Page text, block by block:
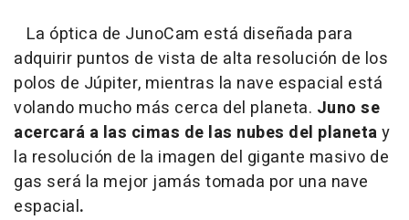
La óptica de JunoCam está diseñada para
adquirir puntos de vista de alta resolución de los
polos de Júpiter, mientras la nave espacial está
volando mucho más cerca del planeta. Juno se
acercará a las cimas de las nubes del planetay
la resolución de la imagen del gigante masivo de
gas será la mejor jamás tomada por una nave
espacial.